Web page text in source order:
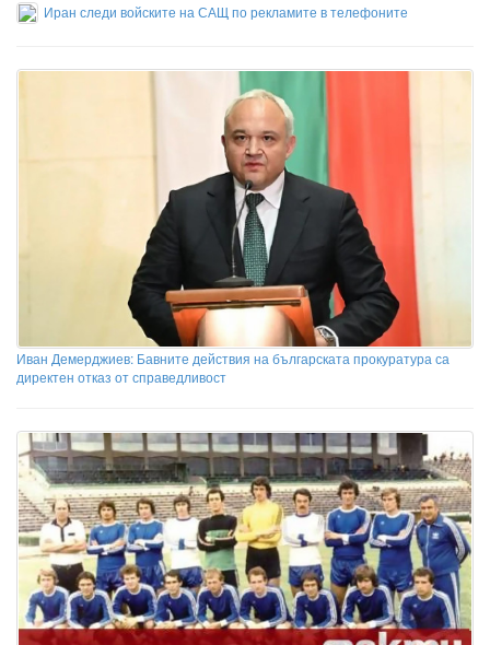
Иран следи войските на САЩ по рекламите в телефоните
Иван Демерджиев: Бавните действия на българската прокуратура са
директен отказ от справедливост